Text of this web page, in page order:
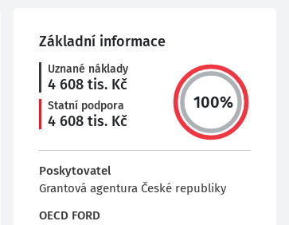
Základní informace
Uznané náklady
4 608 tis. Kč
Statní podpora
4 608 tis. Kč
100%
Poskytovatel
Grantová agentura České republiky
OECD FORD